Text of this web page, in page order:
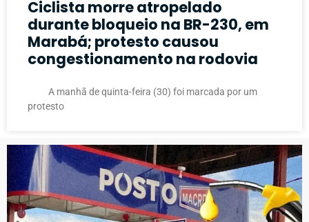
Ciclista morre atropelado
durante bloqueio na BR-230, em
Marabá; protesto causou
congestionamento na rodovia
A manhã de quinta-feira (30) foi marcada por um
protesto
PUBLICIDADE